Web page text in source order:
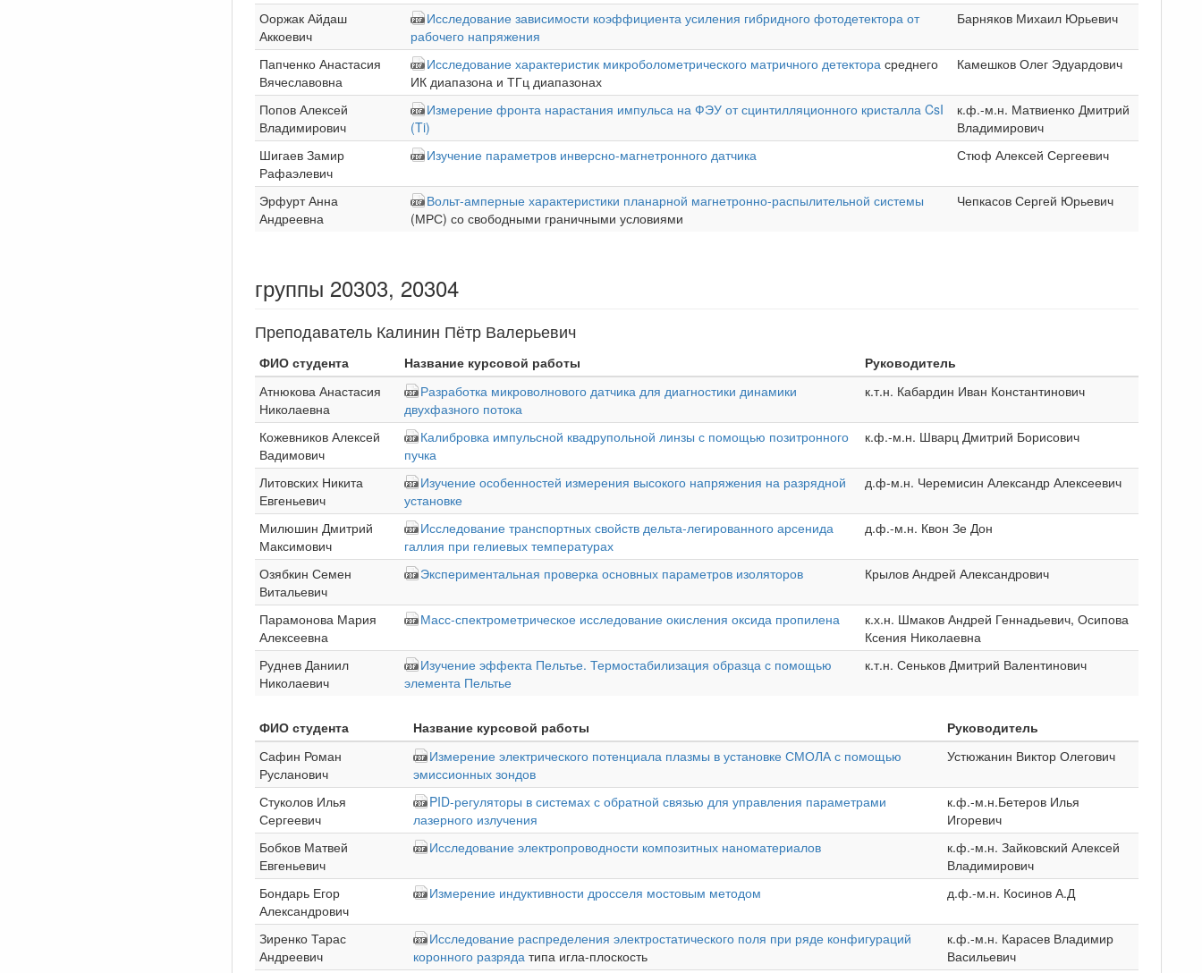
Ооржак Айдаш
Аккоевич
Исследование зависимости коэффициента усиления гибридного фотодетектора от
рабочего напряжения
Барняков Михаил Юрьевич
Папченко Анастасия
Вячеславовна
Исследование характеристик микроболометрического матричного детектора среднего
ИК диапазона и ТГц диапазонах
Камешков Олег Эдуардович
Попов Алексей
Владимирович
Измерение фронта нарастания импульса на ФЭУ от сцинтилляционного кристалла CsI
(Ti)
к.ф.-м.н. Матвиенко Дмитрий
Владимирович
Шигаев Замир
Рафаэлевич
Изучение параметров инверсно-магнетронного датчика Стюф Алексей Сергеевич
Эрфурт Анна
Андреевна
Вольт-амперные характеристики планарной магнетронно-распылительной системы
(МРС) со свободными граничными условиями
Чепкасов Сергей Юрьевич
группы 20303, 20304
Преподаватель Калинин Пётр Валерьевич
ФИО студента Название курсовой работы
Руководитель
Атнюкова Анастасия
Николаевна
Разработка микроволнового датчика для диагностики динамики
двухфазного потока
к.т.н. Кабардин Иван Константинович
Кожевников Алексей
Вадимович
Калибровка импульсной квадрупольной линзы с помощью позитронного
пучка
к.ф.-м.н. Шварц Дмитрий Борисович
Литовских Никита
Евгеньевич
Изучение особенностей измерения высокого напряжения на разрядной
установке
д.ф-м.н. Черемисин Александр Алексеевич
Милюшин Дмитрий
Максимович
Исследование транспортных свойств дельта-легированного арсенида
галлия при гелиевых температурах
д.ф.-м.н. Квон Зе Дон
Озябкин Семен
Витальевич
Экспериментальная проверка основных параметров изоляторов Крылов Андрей Александрович
Парамонова Мария
Алексеевна
Масс-спектрометрическое исследование окисления оксида пропилена
к.х.н. Шмаков Андрей Геннадьевич, Осипова
Ксения Николаевна
Руднев Даниил
Николаевич
Изучение эффекта Пельтье. Термостабилизация образца с помощью
элемента Пельтье
к.т.н. Сеньков Дмитрий Валентинович
ФИО студента Название курсовой работы
Руководитель
Сафин Роман
Русланович
Измерение электрического потенциала плазмы в установке СМОЛА с помощью
эмиссионных зондов
Устюжанин Виктор Олегович
Стуколов Илья
Сергеевич
PID-регуляторы в системах с обратной связью для управления параметрами
лазерного излучения
к.ф.-м.н.Бетеров Илья
Игоревич
Бобков Матвей
Евгеньевич
Исследование электропроводности композитных наноматериалов
к.ф.-м.н. Зайковский Алексей
Владимирович
Бондарь Егор
Александрович
Измерение индуктивности дросселя мостовым методом д.ф.-м.н. Косинов А.Д
Зиренко Тарас
Андреевич
Исследование распределения электростатического поля при ряде конфигураций
коронного разряда типа игла-плоскость
к.ф.-м.н. Карасев Владимир
Васильевич